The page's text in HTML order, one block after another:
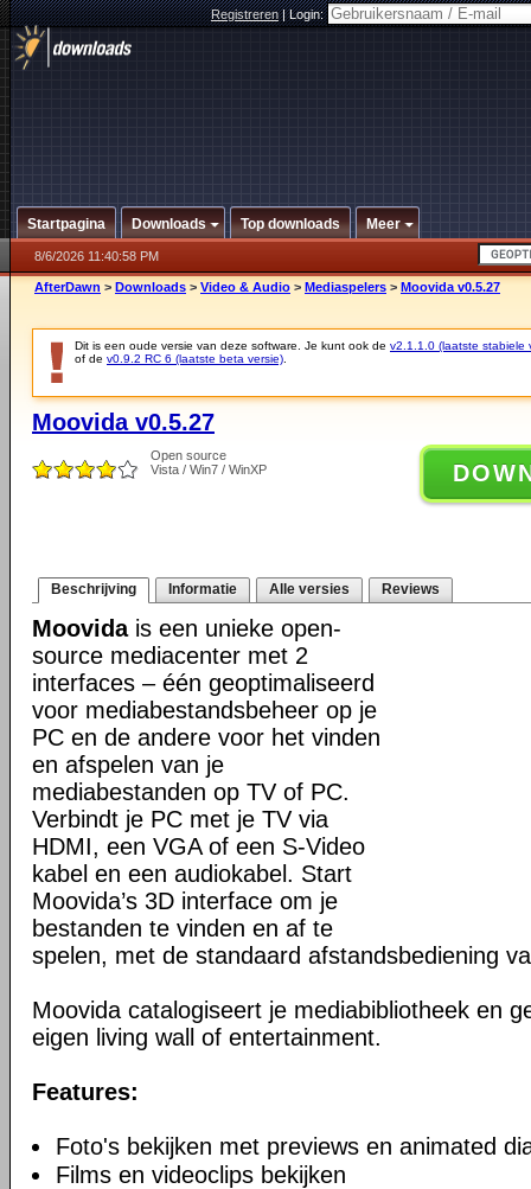
Registreren|Login:
Startpagina Downloads Top downloads Meer
8/6/2026 11:40:58 PM
AfterDawn > Downloads > Video & Audio > Mediaspelers > Moovida v0.5.27
Dit is een oude versie van deze software. Je kunt ook de v2.1.1.0 (laatste stabiele
of de v0.9.2 RC 6 (laatste beta versie)
Moovida v0.5.27
Open source
Vista / Win7 / WinXP
Beschrijving Informatie Alle versies Reviews
Moovidais een unieke open-
source mediacenter met 2
interfaces – één geoptimaliseerd
voor mediabestandsbeheer op je
PC en de andere voor het vinden
en afspelen van je
mediabestanden op TV of PC.
Verbindt je PC met je TV via
HDMI, een VGA of een S-Video
kabel en een audiokabel. Start
Moovida’s 3D interface om je
bestanden te vinden en af te
spelen, met de standaard afstandsbediening
Moovida catalogiseert je mediabibliotheek en
eigen living wall of entertainment.
Features:
Foto's bekijken met previews en animated
Films en videoclips bekijken